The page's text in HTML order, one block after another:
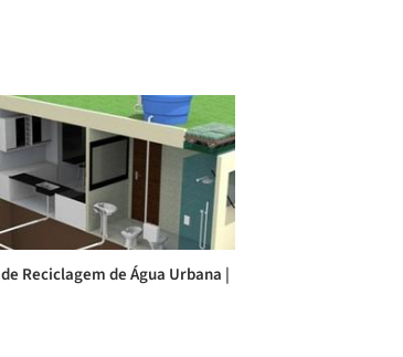
Reciclagem de Água Urbana |